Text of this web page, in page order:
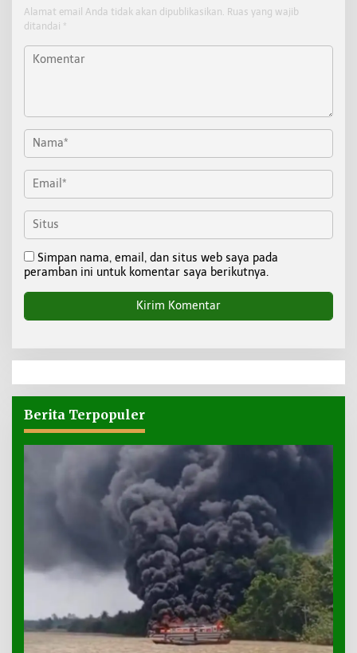
Alamat email Anda tidak akan dipublikasikan. Ruas yang wajib
ditandai *
Simpan nama, email, dan situs web saya pada
peramban ini untuk komentar saya berikutnya.
Berita Terpopuler